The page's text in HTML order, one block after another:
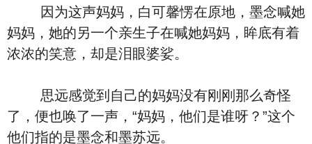
因为这声妈妈，白可馨愣在原地，墨念喊她
妈妈，她的另一个亲生子在喊她妈妈，眸底有着
浓浓的笑意，却是泪眼婆娑。
思远感觉到自己的妈妈没有刚刚那么奇怪
了，便也唤了一声，“妈妈，他们是谁呀？”这个
他们指的是墨念和墨苏远。